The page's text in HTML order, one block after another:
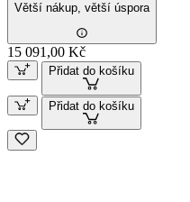
Větší nákup, větší úspora
15 091,00 Kč
Přidat do košíku
Přidat do košíku